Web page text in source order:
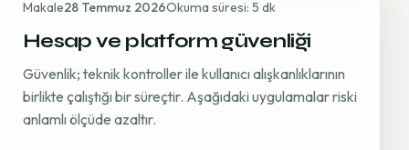
Makale28 Temmuz 2026Okuma süresi: 5 dk
Hesap ve platform güvenliği
Güvenlik; teknik kontroller ile kullanıcı alışkanlıklarının
birlikte çalıştığı bir süreçtir. Aşağıdaki uygulamalar riski
anlamlı ölçüde azaltır.